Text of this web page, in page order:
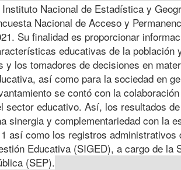
Instituto Nacional de Estadística y
Nacional de Acceso y
Su finalidad es proporcionar
educativas de la población
y los tomadores de decisiones en
así como para la sociedad en
se contó con la
sector educativo. Así, los resultados
sinergia y complementariedad con la
así como los registros
Educativa (SIGED), a cargo de la
(SEP).